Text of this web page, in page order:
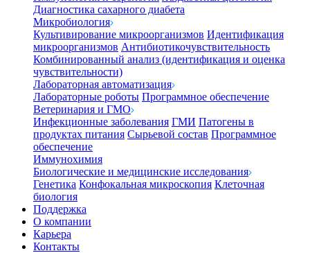
Диагностика сахарного диабета
Микробиология
Культивирование микроорганизмов Идентификация
микроорганизмов Антибиотикочувствительность
Комбинированный анализ (идентификация и оценка
чувствительности)
Лабораторная автоматизация
Лабораторные роботы Программное обеспечение
Ветеринария и ГМО
Инфекционные заболевания ГМИ Патогены в
продуктах питания Сырьевой состав Программное
обеспечение
Иммунохимия
Биологические и медицинские исследования
Генетика Конфокальная микроскопия Клеточная
биология
Поддержка
О компании
Карьера
Контакты